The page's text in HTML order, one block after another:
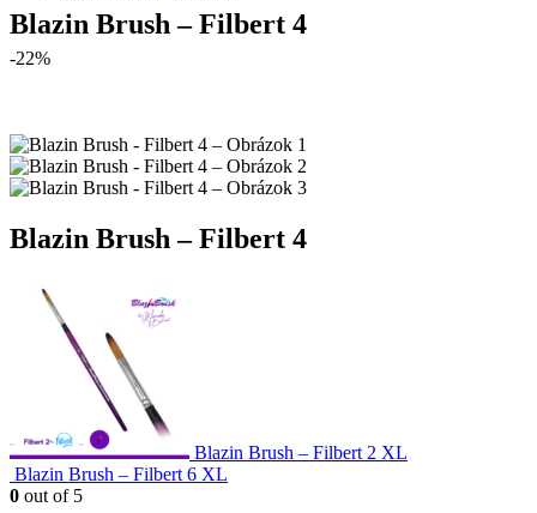
Blazin Brush – Filbert 4
-22%
Blazin Brush – Filbert 4
Blazin Brush – Filbert 2 XL
Blazin Brush – Filbert 6 XL
0 out of 5